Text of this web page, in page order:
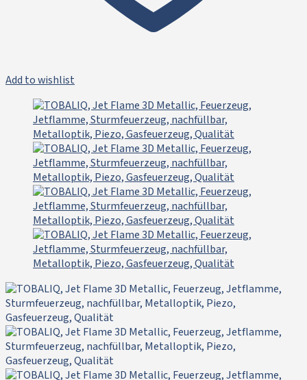
Add to wishlist